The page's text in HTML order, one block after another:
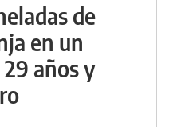
de
en un
29 años y